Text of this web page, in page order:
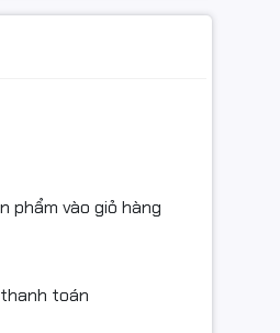
#linhkienmayin
phẩm vào giỏ hàng
toán